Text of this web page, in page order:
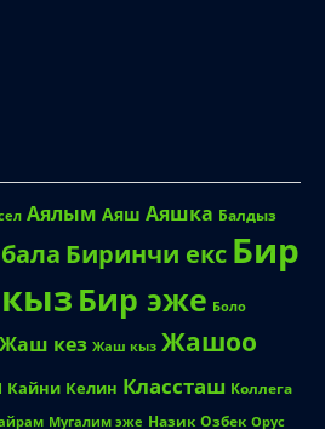
Аялым Аяш Аяшка Балдыз
Биринчи екс
Бир эже Боло
Жаш кез Жаш кыз Жашоо